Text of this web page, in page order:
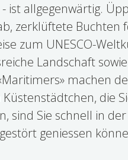
ist allgegenwärtig.
zerklüftete Buchten
zum UNESCO-
Landschaft
machen
die
sind Sie schnell in
geniessen